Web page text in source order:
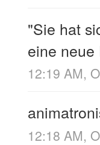
"Sie hat
eine neue
12:19 AM,
12:18 AM,